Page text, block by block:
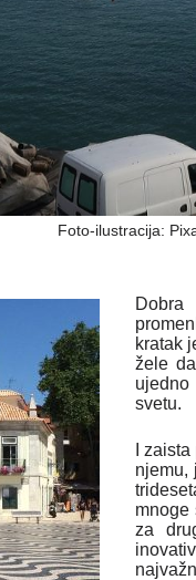
Foto-ilustracija:
kratak
žele
ujedno
svetu.
I
njemu,
mnoge
za